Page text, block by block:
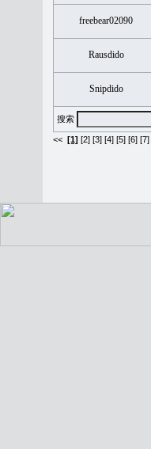
freebear02090
Rausdido
Snipdido
搜索
<< [1] [2] [3] [4] [5] [6] [7]